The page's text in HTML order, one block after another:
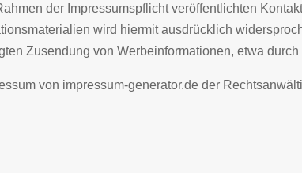
der Impressumspflicht veröffentlichten
wird hiermit ausdrücklich
Zusendung von Werbeinformationen, etwa durch
von impressum-generator.de der